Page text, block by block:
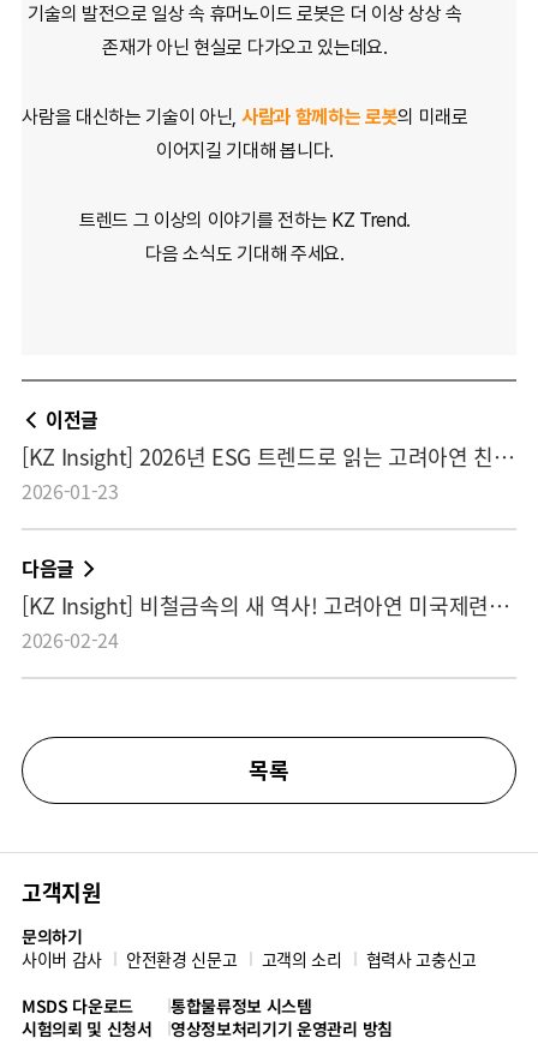
기술의 발전으로 일상 속 휴머노이드 로봇은 더 이상 상상 속
존재가 아닌 현실로 다가오고 있는데요.
사람을 대신하는 기술이 아닌, 사람과 함께하는 로봇의 미래로
이어지길 기대해 봅니다.
트렌드 그 이상의 이야기를 전하는 KZ Trend.
다음 소식도 기대해 주세요.
이전글
[KZ Insight] 2026년 ESG 트렌드로 읽는 고려아연 친환경 신사업
2026-01-23
다음글
[KZ Insight] 비철금속의 새 역사! 고려아연 미국제련소 ‘크루서블’ 프로젝트
2026-02-24
목록
고객지원
문의하기
사이버 감사
안전환경 신문고 고객의 소리
협력사 고충신고
MSDS 다운로드
시험의뢰 및 신청서
통합물류정보 시스템
영상정보처리기기 운영관리 방침